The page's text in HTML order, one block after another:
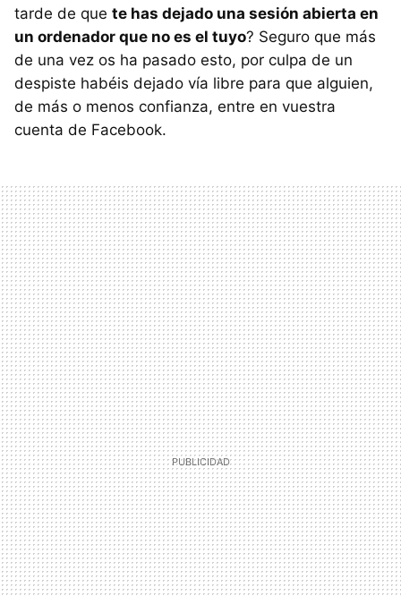
tarde de que te has dejado una sesión abierta en
un ordenador que no es el tuyo? Seguro que más
de una vez os ha pasado esto, por culpa de un
despiste habéis dejado vía libre para que alguien,
de más o menos confianza, entre en vuestra
cuenta de Facebook.